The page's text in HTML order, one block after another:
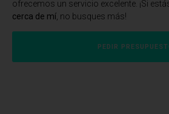
ofrecemos un servicio excelente. ¡Si
cerca de mí , no busques más!
PEDIR